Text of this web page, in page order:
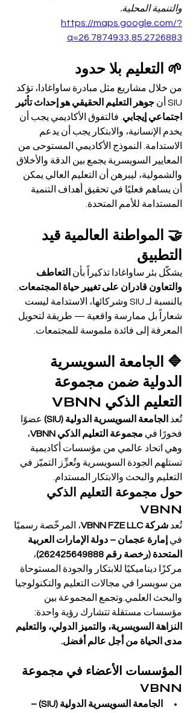
والتنمية المحلية.
https://maps.google.com/?
q=26.7874933,85.2726883
🌱 التعليم بلا حدود
من خلال مشاريع مثل مبادرة ساواغادا، تؤكد
SIU أن
جوهر التعليم الحقيقي هو إحداث تأثير
اجتماعي إيجابي . فالتفوق الأكاديمي يجب أن
يخدم الإنسانية، والابتكار يجب أن يدعم
الاستدامة. النموذج الأكاديمي المستوحى من
المعايير السويسرية يجمع بين الدقة والأخلاق
والشمولية، ليبرهن أن التعليم العالي يمكن
أن يساهم فعليًا في تحقيق أهداف التنمية
المستدامة للأمم المتحدة.
🤝 المواطنة العالمية قيد
التطبيق
يشكّل بئر ساواغادا تذكيراً بأن التعاطف
والتعاون قادران على تغيير حياة المجتمعات
بالنسبة لـ SIU وشركائها، الاستدامة ليست
شعاراً بل ممارسة واقعية — طريقة لتحويل
المعرفة إلى فائدة ملموسة للمجتمعات.
🔷 الجامعة السويسرية
الدولية ضمن مجموعة
التعليم الذكي VBNN
تُعد الجامعة السويسرية الدولية (SIU)
عضوًا
فخورًا في مجموعة التعليم الذكي VBNN
،
وهي اتحاد عالمي من مؤسسات أكاديمية
تستلهم الجودة السويسرية وتُعزِّز التميّز في
التعليم والبحث والابتكار المستدام.
حول مجموعة التعليم الذكي
VBNN
تُعد شركة VBNN FZE LLC
، المرخّصة رسميًا
في إمارة عجمان – دولة الإمارات العربية
المتحدة (رخصة رقم 262425649888)
،
مركزًا ديناميكيًا للابتكار والجودة المستوحاة
من سويسرا في مجالات التعليم والتكنولوجيا
والبحث العلمي.وتجمع المجموعة بين
مؤسسات مستقلة تتشارك رؤية واحدة:
النزاهة السويسرية، والتميز الدولي، والتعليم
مدى الحياة من أجل عالم أفضل.
المؤسسات الأعضاء في مجموعة
VBNN
الجامعة السويسرية الدولية (SIU) –